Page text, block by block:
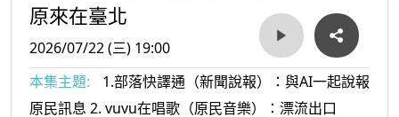
原來在臺北
2026/07/22 (三) 19:00
本集主題:
1.部落快譯通（新聞說報）：與AI一起說報
原民訊息 2. vuvu在唱歌（原民音樂）：漂流出口